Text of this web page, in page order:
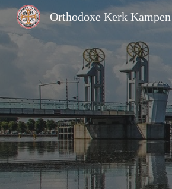
Orthodoxe Kerk Kampen